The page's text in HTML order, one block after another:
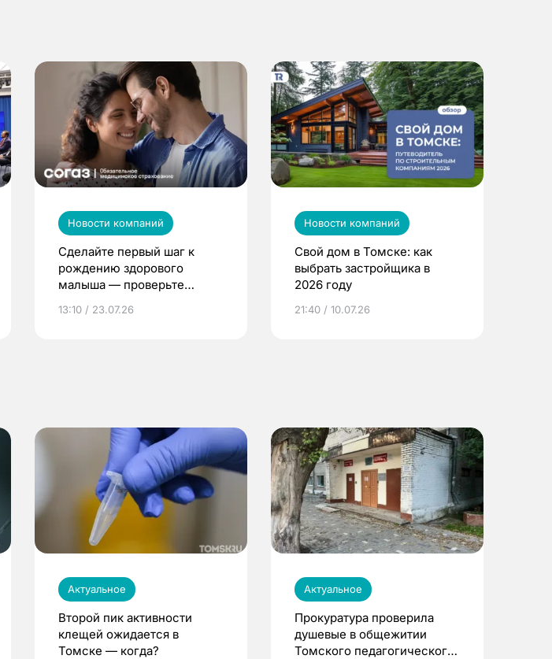
Новости компаний
Сделайте первый шаг к
рождению здорового
малыша — проверьте
по ОМС!
13:10 / 23.07.26
Новости компаний
Свой дом в Томске: как
выбрать застройщика в
2026 году
21:40 / 10.07.26
Актуальное
Второй пик активности
клещей ожидается в
Томске — когда?
Актуальное
Прокуратура проверила
душевые в общежитии
Томского педагогического